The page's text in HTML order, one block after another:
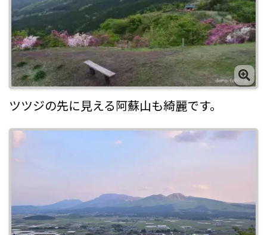
ツツジの先に見える阿蘇山も綺麗です。